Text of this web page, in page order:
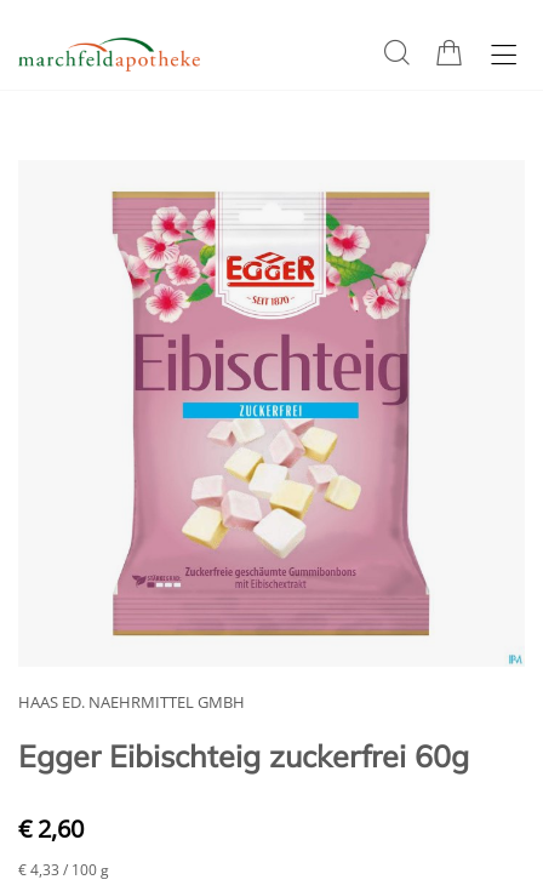
HAAS ED. NAEHRMITTEL GMBH
Egger Eibischteig zuckerfrei 60g
€ 2,60
€ 4,33 / 100 g